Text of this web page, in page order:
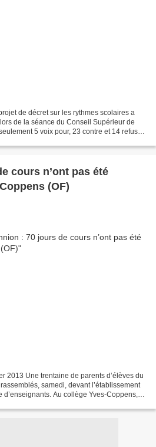
de décret sur les rythmes scolaires a
de la séance du Conseil Supérieur de
5 voix pour, 23 contre et 14 refus
cours n’ont pas été
(OF)
2013 Une trentaine de parents d’élèves du
samedi, devant l’établissement
Au collège Yves-Coppens,